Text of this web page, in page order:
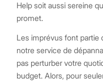
Help soit aussi sereine
promet.
Les imprévus font partie
notre service de
pas perturber votre
budget. Alors, pour